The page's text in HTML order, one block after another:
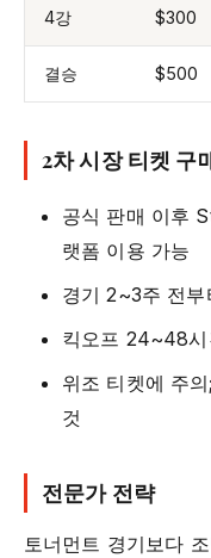
4강 $300
결승 $500
2차 시장 티켓 구
공식 판매 이후
랫폼 이용 가능
경기 2~3주 전
킥오프 24~48시
위조 티켓에 주
것
전문가 전략
토너먼트 경기보다